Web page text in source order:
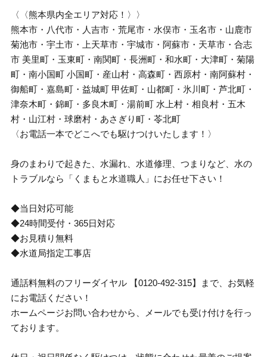
〈〈熊本県内全エリア対応！〉〉
熊本市・八代市・人吉市・荒尾市・水俣市・玉名市・山鹿市
菊池市・宇土市・上天草市・宇城市・阿蘇市・天草市・合志
市 美里町・玉東町・南関町・長洲町・和水町・大津町・菊陽
町・南小国町 小国町・産山村・高森町・西原村・南阿蘇村・
御船町・嘉島町・益城町 甲佐町・山都町・氷川町・芦北町・
津奈木町・錦町・多良木町・湯前町 水上村・相良村・五木
村・山江村・球磨村・あさぎり町・苓北町
〈お電話一本でどこへでも駆けつけいたします！〉
身のまわりで起きた、水漏れ、水道修理、つまりなど、水の
トラブルなら「くまもと水道職人」にお任せ下さい！
◆当日対応可能
◆24時間受付・365日対応
◆お見積り無料
◆水道局指定工事店
通話料無料のフリーダイヤル 【0120-492-315】まで、お気軽
にお電話ください！
ホームページお問い合わせから、メールでも受け付けを行っ
ております。